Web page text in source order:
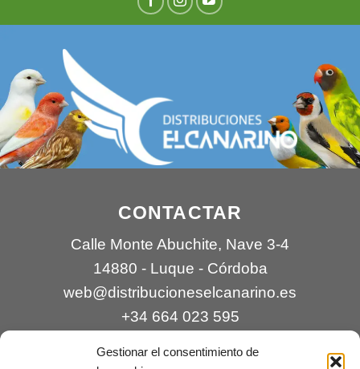
Gestionar el consentimiento de
CONTACTAR
Calle Monte Abuchite, Nave 3-4
14880 - Luque - Córdoba
web@distribucioneselcanarino.es
+34 664 023 595